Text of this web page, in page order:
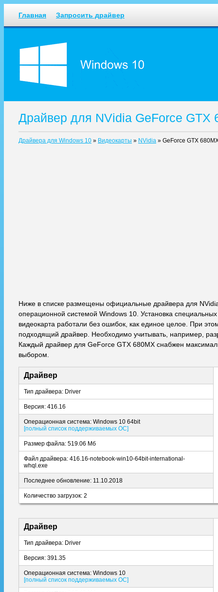
Главная Запросить драйвер
Драйвер для NVidia GeForce GTX
Драйвера для Windows 10 » Видеокарты » NVidia » GeForce GTX
Ниже в списке размещены официальные драйвера для
операционной системой Windows 10. Установка
видеокарта работали без ошибок, как единое целое. При
подходящий драйвер. Необходимо учитывать, например,
Каждый драйвер для GeForce GTX 680MX снабжен
выбором.
Драйвер
Тип драйвера: Driver
Версия: 416.16
Операционная система: Windows 10 64bit
[полный список поддерживаемых ОС]
Размер файла: 519.06 Мб
Файл драйвера: 416.16-notebook-win10-64bit-international-
whql.exe
Последнее обновление: 11.10.2018
Количество загрузок: 2
Драйвер
Тип драйвера: Driver
Версия: 391.35
Операционная система: Windows 10
[полный список поддерживаемых ОС]